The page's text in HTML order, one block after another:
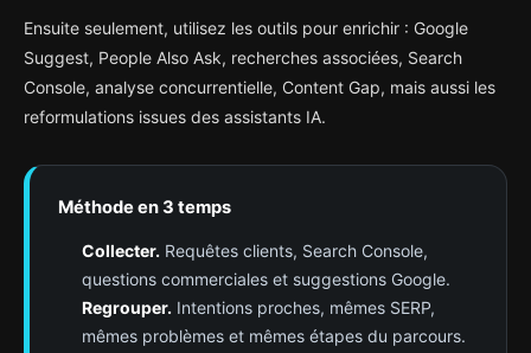
Ensuite seulement, utilisez les outils pour enrichir : Google
Suggest, People Also Ask, recherches associées, Search
Console, analyse concurrentielle, Content Gap, mais aussi les
reformulations issues des assistants IA.
Méthode en 3 temps
Collecter. Requêtes clients, Search Console,
questions commerciales et suggestions Google.
Regrouper. Intentions proches, mêmes SERP,
mêmes problèmes et mêmes étapes du parcours.